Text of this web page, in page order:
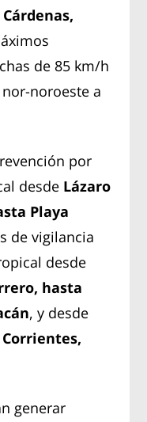
de 85 km/h
noroeste a
por
desde Lázaro
Playa
de vigilancia
desde
hasta
, y desde
generar